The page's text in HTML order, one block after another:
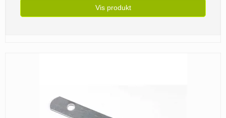
Vis produkt